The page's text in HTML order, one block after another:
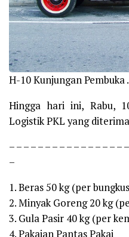
H-10 Kunjungan Pembuka .
Hingga hari ini, Rabu,
Logistik PKL yang
– – – – – – – – – – – – – – – –
–
1. Beras 50 kg (per
2. Minyak Goreng 20 kg
3. Gula Pasir 40 kg (per
4. Pakaian Pantas Pakai